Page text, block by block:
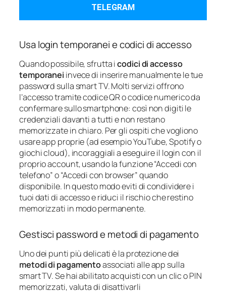
TELEGRAM
Usa login temporanei e codici di accesso
Quando possibile, sfrutta icodici di accesso
temporanei invece di inserire manualmente le tue
password sulla smart TV. Molti servizi offrono
l’accesso tramite codice QR o codice numerico da
confermare sullo smartphone: così non digiti le
credenziali davanti a tutti e non restano
memorizzate in chiaro. Per gli ospiti che vogliono
usare app proprie (ad esempio YouTube, Spotify o
giochi cloud), incoraggiali a eseguire il login con il
proprio account, usando la funzione “Accedi con
telefono” o “Accedi con browser” quando
disponibile. In questo modo eviti di condividere i
tuoi dati di accesso e riduci il rischio che restino
memorizzati in modo permanente.
Gestisci password e metodi di pagamento
Uno dei punti più delicati è la protezione dei
metodi di pagamentoassociati alle app sulla
smart TV. Se hai abilitato acquisti con un clic o PIN
memorizzati, valuta di disattivarli